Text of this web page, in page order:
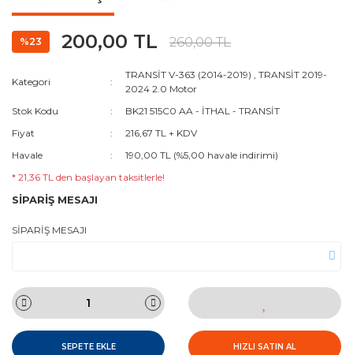
%23 200,00 TL 260,00 TL
Kategori
TRANSİT V-363 (2014-2019) ,TRANSİT 2019-
2024 2.0 Motor
Stok Kodu
BK21 515C0 AA - İTHAL - TRANSİT
Fiyat
216,67 TL + KDV
Havale
190,00 TL (%5,00 havale indirimi)
* 21,36 TL den başlayan taksitlerle!
SİPARİŞ MESAJI
SİPARİŞ MESAJI
SEPETE EKLE HIZLI SATIN AL